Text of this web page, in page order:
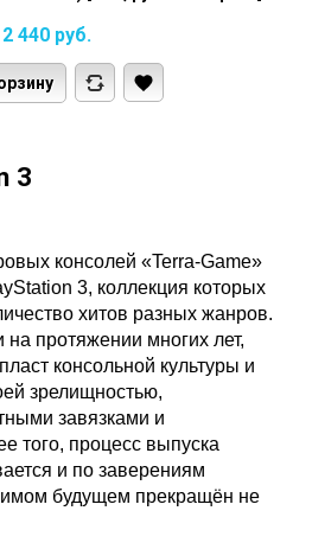
2 440 руб.
3
консолей «Terra-Game»
3, коллекция которых
хитов разных жанров.
протяжении многих лет,
консольной культуры и
зрелищностью,
завязками и
того, процесс выпуска
и по заверениям
будущем прекращён не